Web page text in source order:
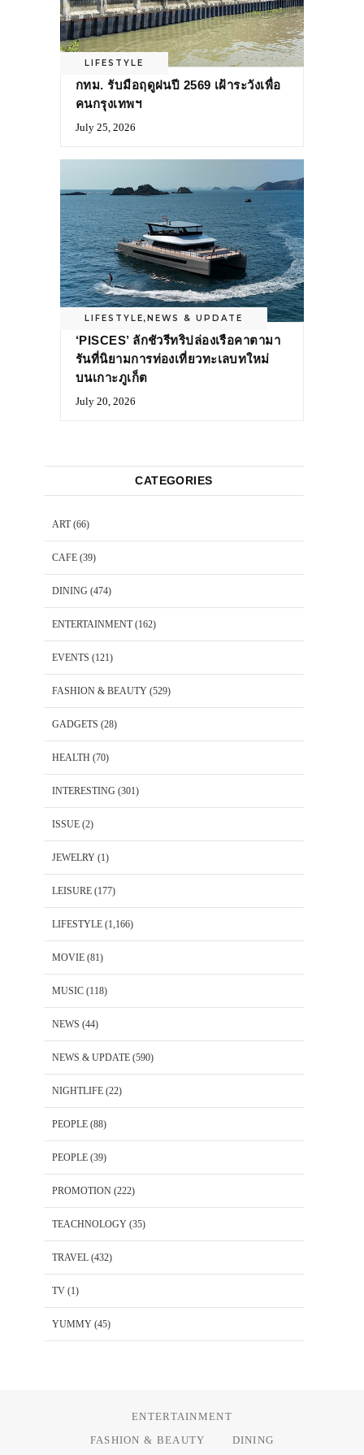
LIFESTYLE
กทม. รับมือฤดูฝนปี 2569 เฝ้าระวังเพื่อ
คนกรุงเทพฯ
July 25, 2026
LIFESTYLE, NEWS & UPDATE
‘PISCES’ ลักชัวรีทริปล่องเรือคาตามา
รันที่นิยามการท่องเที่ยวทะเลบทใหม่
บนเกาะภูเก็ต
July 20, 2026
CATEGORIES
ART(66)
CAFE (39)
DINING (474)
ENTERTAINMENT(162)
EVENTS (121)
FASHION & BEAUTY (529)
GADGETS (28)
HEALTH (70)
INTERESTING (301)
ISSUE (2)
JEWELRY (1)
LEISURE (177)
LIFESTYLE (1,166)
MOVIE (81)
MUSIC (118)
NEWS (44)
NEWS & UPDATE (590)
NIGHTLIFE (22)
PEOPLE (88)
PEOPLE (39)
PROMOTION (222)
TEACHNOLOGY (35)
TRAVEL (432)
TV (1)
YUMMY (45)
ENTERTAINMENT
FASHION & BEAUTY
DINING